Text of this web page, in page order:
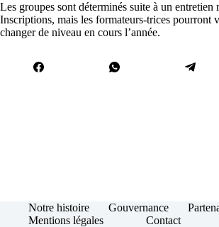
Les groupes sont déterminés suite à un entretien
Inscriptions, mais les formateurs-trices pourront
changer de niveau en cours l’année.
Notre histoire Gouvernance
Mentions légales
Contact